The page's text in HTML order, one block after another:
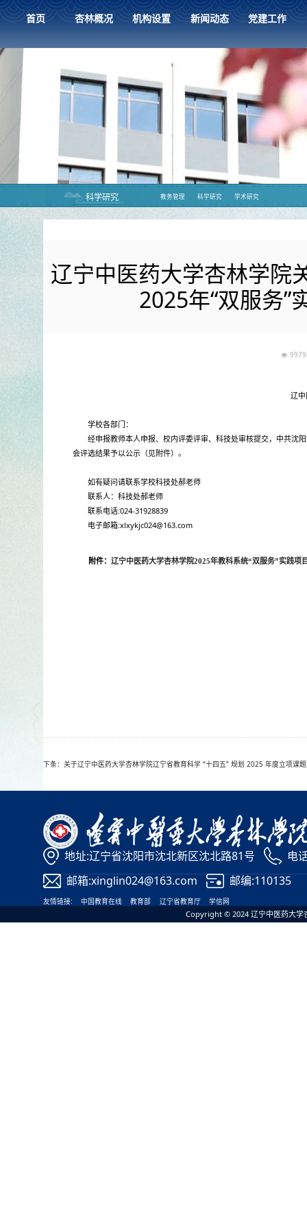
首页 杏林概况 机构设置 新闻动态 党建工作
科学研究 教务管理 科学研究 学术研究
辽宁中医药大学杏林学院
2025年“双服务”
辽
学校各部门：
经申报教师本人申报、校内评委评审、科技处审核提交，中共沈
会评选结果予以公示（见附件）。
如有疑问请联系学校科技处郝老师
联系人：科技处郝老师
联系电话:024-31928839
电子邮箱:xlxykjc024@163.com
附件： 辽宁中医药大学杏林学院2025年教科系统“双服务”实践项
下条：关于辽宁中医药大学杏林学院辽宁省教育科学 “十四五” 规划 2025 年度立项课
地址:辽宁省沈阳市沈北新区沈北路81号
电
邮箱:xinglin024@163.com
邮编:110135
友情链接: 中国教育在线 教育部 辽宁省教育厅 学信网
Copyright © 2024 辽宁中医药大